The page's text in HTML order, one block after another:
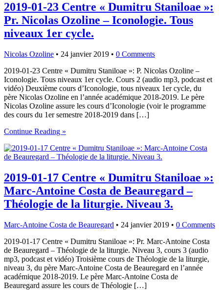
2019-01-23 Centre « Dumitru Staniloae »:
Pr. Nicolas Ozoline – Iconologie. Tous
niveaux 1er cycle.
Nicolas Ozoline • 24 janvier 2019 • 0 Comments
2019-01-23 Centre « Dumitru Staniloae »: P. Nicolas Ozoline –
Iconologie. Tous niveaux 1er cycle. Cours 2 (audio mp3, podcast et
vidéo) Deuxième cours d’Iconologie, tous niveaux 1er cycle, du
père Nicolas Ozoline en l’année académique 2018-2019. Le père
Nicolas Ozoline assure les cours d’Iconologie (voir le programme
des cours du 1er semestre 2018-2019 dans […]
Continue Reading »
2019-01-17 Centre « Dumitru Staniloae »:
Marc-Antoine Costa de Beauregard –
Théologie de la liturgie. Niveau 3.
Marc-Antoine Costa de Beauregard • 24 janvier 2019 • 0 Comments
2019-01-17 Centre « Dumitru Staniloae »: Pr. Marc-Antoine Costa
de Beauregard – Théologie de la liturgie. Niveau 3, cours 3 (audio
mp3, podcast et vidéo) Troisième cours de Théologie de la liturgie,
niveau 3, du père Marc-Antoine Costa de Beauregard en l’année
académique 2018-2019. Le père Marc-Antoine Costa de
Beauregard assure les cours de Théologie […]